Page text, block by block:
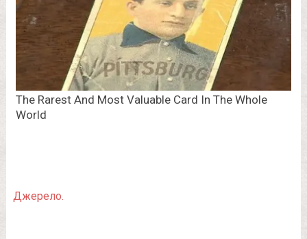
Джерело.